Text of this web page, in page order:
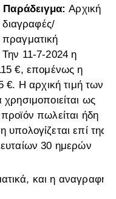
Παράδειγμα:Αρχική
διαγραφές/
11-7-2024 η
€, επομένως η
€. Η αρχική τιμή των
ως
πωλείται ήδη
επί της
30 ημερών
και η αναγραφή